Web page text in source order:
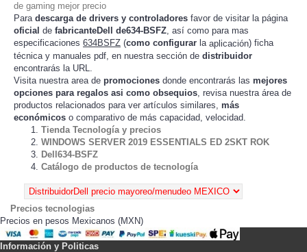
de gaming mejor precio
Para descarga de drivers y controladores favor de visitar la página
oficial de fabricanteDell de634-BSFZ, así como para mas
especificaciones 634BSFZ (como configurar la aplicación) ficha
técnica y manuales pdf, en nuestra sección de distribuidor
encontrarás la URL.
Visita nuestra area de promociones donde encontrarás las mejores
opciones para regalos asi como obsequios , revisa nuestra área de
productos relacionados para ver artículos similares más
económicos o comparativo de más capacidad, velocidad.
Tienda Tecnología y precios
WINDOWS SERVER 2019 ESSENTIALS ED 2SKT ROK
Dell634-BSFZ
Catálogo de productos de tecnología
Precios tecnologias
Precios en pesos Mexicanos (MXN)
Información y Politicas